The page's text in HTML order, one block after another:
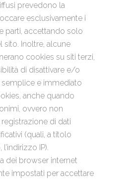
prevedono la
esclusivamente i
parti, accettando solo
sito. Inoltre, alcune
cookies su siti terzi,
di disattivare e/o
e immediato
anche quando
ovvero non
di dati
(quali, a titolo
IP).
dei browser internet
impostati per accettare